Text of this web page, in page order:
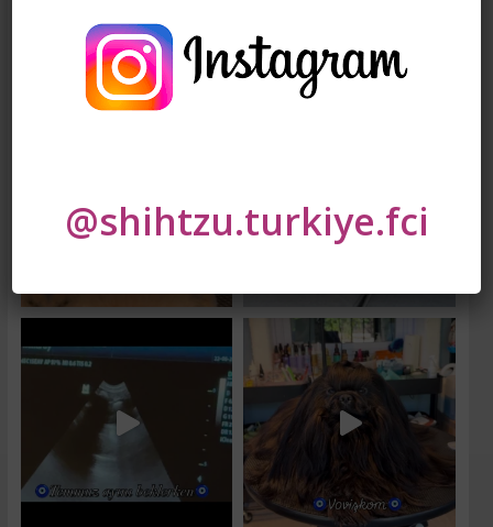
@shihtzu.turkiye.fci